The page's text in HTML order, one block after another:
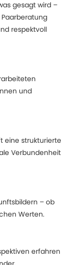
gesagt wird –
respektvoll
und
eine strukturierte
Verbundenheit
– ob
Werten.
erfahren